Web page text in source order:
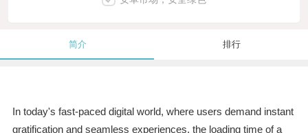
简介 排行
In today's fast-paced digital world, where users demand instant
gratification and seamless experiences, the loading time of a